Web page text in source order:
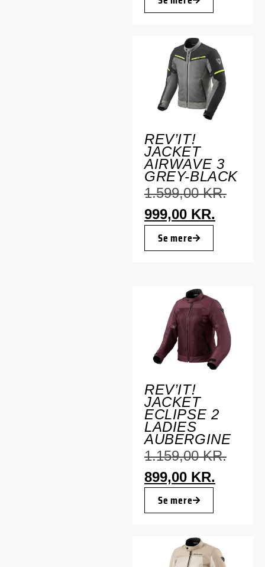
REV’IT!
JACKET
AIRWAVE 3
GREY-BLACK
1.599,00KR.
999,00 KR.
Se mere
REV’IT!
JACKET
ECLIPSE 2
LADIES
AUBERGINE
1.159,00KR.
899,00 KR.
Se mere